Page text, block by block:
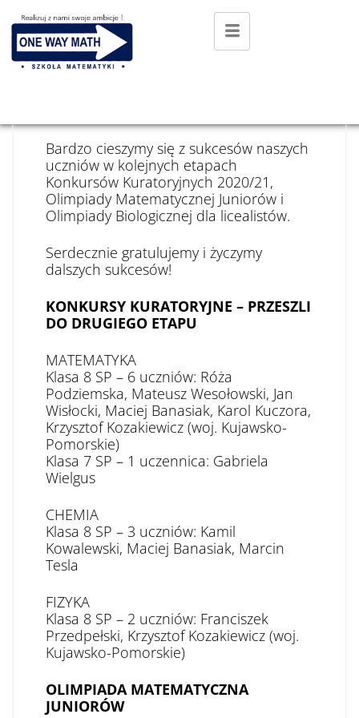
Bardzo cieszymy się z sukcesów naszych
uczniów w kolejnych etapach
Konkursów Kuratoryjnych 2020/21,
Olimpiady Matematycznej Juniorów i
Olimpiady Biologicznej dla licealistów.
Serdecznie gratulujemy i życzymy
dalszych sukcesów!
KONKURSY KURATORYJNE – PRZESZLI
DO DRUGIEGO ETAPU
MATEMATYKA
Klasa 8 SP – 6 uczniów: Róża
Podziemska, Mateusz Wesołowski, Jan
Wisłocki, Maciej Banasiak, Karol Kuczora,
Krzysztof Kozakiewicz (woj. Kujawsko-
Pomorskie)
Klasa 7 SP – 1 uczennica: Gabriela
Wielgus
CHEMIA
Klasa 8 SP – 3 uczniów: Kamil
Kowalewski, Maciej Banasiak, Marcin
Tesla
FIZYKA
Klasa 8 SP – 2 uczniów: Franciszek
Przedpełski, Krzysztof Kozakiewicz (woj.
Kujawsko-Pomorskie)
OLIMPIADA MATEMATYCZNA
JUNIORÓW